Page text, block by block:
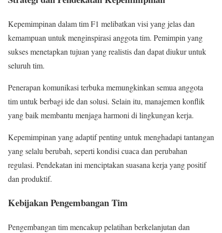
Kepemimpinan dalam tim F1 melibatkan visi yang jelas dan
kemampuan untuk menginspirasi anggota tim. Pemimpin yang
sukses menetapkan tujuan yang realistis dan dapat diukur untuk
seluruh tim.
Penerapan komunikasi terbuka memungkinkan semua anggota
tim untuk berbagi ide dan solusi. Selain itu, manajemen konflik
yang baik membantu menjaga harmoni di lingkungan kerja.
Kepemimpinan yang adaptif penting untuk menghadapi tantangan
yang selalu berubah, seperti kondisi cuaca dan perubahan
regulasi. Pendekatan ini menciptakan suasana kerja yang positif
dan produktif.
Kebijakan Pengembangan Tim
Pengembangan tim mencakup pelatihan berkelanjutan dan